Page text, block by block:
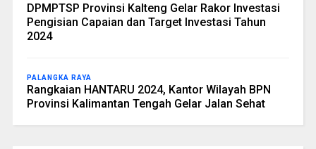
DPMPTSP Provinsi Kalteng Gelar Rakor Investasi
Pengisian Capaian dan Target Investasi Tahun
2024
PALANGKA RAYA
Rangkaian HANTARU 2024, Kantor Wilayah BPN
Provinsi Kalimantan Tengah Gelar Jalan Sehat